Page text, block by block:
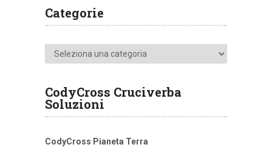
Categorie
Categorie
CodyCross Cruciverba
Soluzioni
CodyCross Pianeta Terra